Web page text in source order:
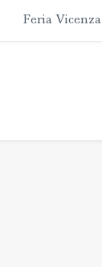
Feria Vicenza